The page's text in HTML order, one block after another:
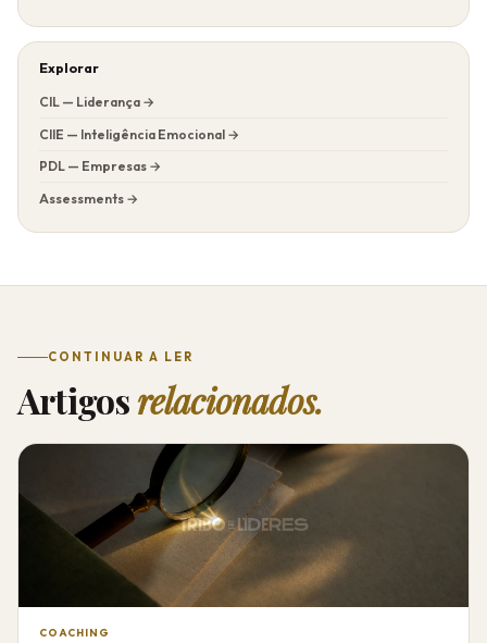
Explorar
CIL — Liderança →
CIIE — Inteligência Emocional →
PDL — Empresas →
Assessments →
CONTINUAR A LER
Artigosrelacionados.
COACHING